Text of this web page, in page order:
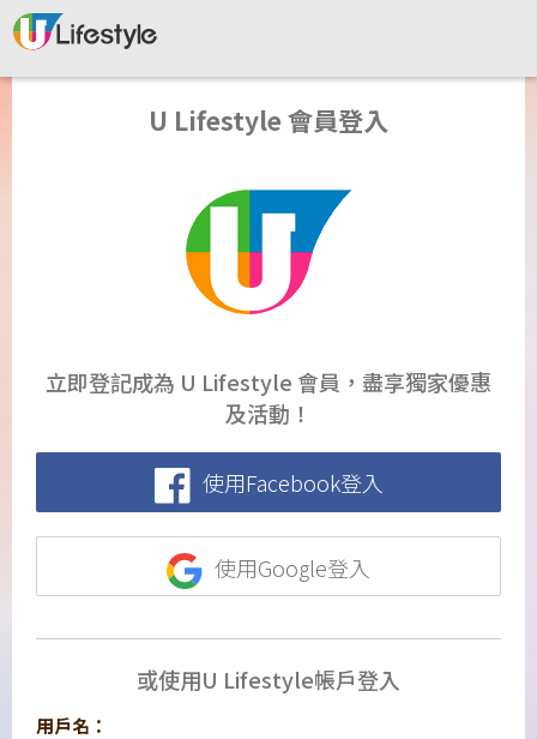
U Lifestyle 會員登入
立即登記成為 U Lifestyle 會員，盡享獨家優惠
及活動！
使用Facebook登入
使用Google登入
或使用U Lifestyle帳戶登入
用戶名：